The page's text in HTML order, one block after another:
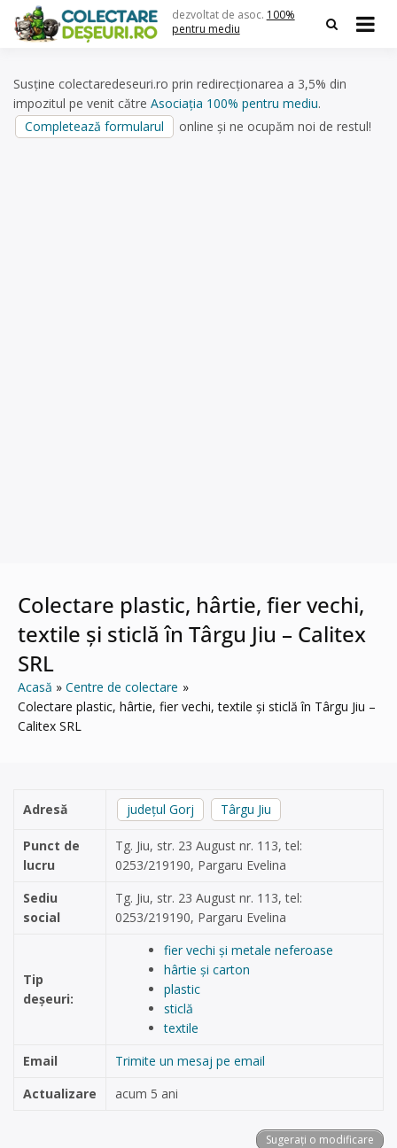
content
dezvoltat de asoc. 100%
pentru mediu
Susține colectaredeseuri.ro prin redirecționarea a 3,5% din
impozitul pe venit către Asociația 100% pentru mediu.
Completează formularul
online și ne ocupăm noi de restul!
Colectare plastic, hârtie, fier vechi,
textile și sticlă în Târgu Jiu – Calitex
SRL
Acasă
Centre de colectare
Colectare plastic, hârtie, fier vechi, textile și sticlă în Târgu Jiu –
Calitex SRL
Adresă județul Gorj Târgu Jiu
Punct de
lucru
Tg. Jiu, str. 23 August nr. 113, tel:
0253/219190, Pargaru Evelina
Sediu
social
Tg. Jiu, str. 23 August nr. 113, tel:
0253/219190, Pargaru Evelina
Tip
deșeuri:
fier vechi și metale neferoase
hârtie și carton
plastic
sticlă
textile
Email
Trimite un mesaj pe email
Actualizare
acum 5 ani
Sugerați o modificare